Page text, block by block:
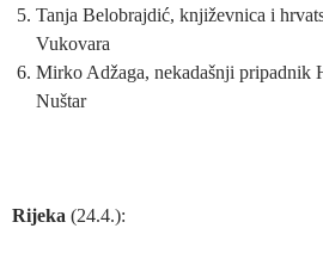
Tanja Belobrajdić, književnica i
Vukovara
Mirko Adžaga, nekadašnji pripadnik
Nuštar
Rijeka (24.4.):